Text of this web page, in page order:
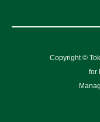
Copyright ©
for